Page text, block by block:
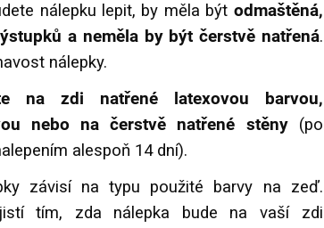
nálepku lepit, by měla být odmaštěná,
a neměla by být čerstvě natřená.
nálepky.
na zdi natřené latexovou barvou,
nebo na čerstvě natřené stěny(po
alespoň 14 dní).
závisí na typu použité barvy na zeď.
tím, zda nálepka bude na vaší zdi